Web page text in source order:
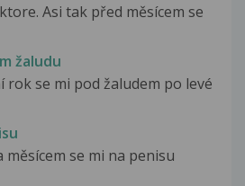
Asi tak před měsícem se
žaludu
rok se mi pod žaludem po levé
měsícem se mi na penisu